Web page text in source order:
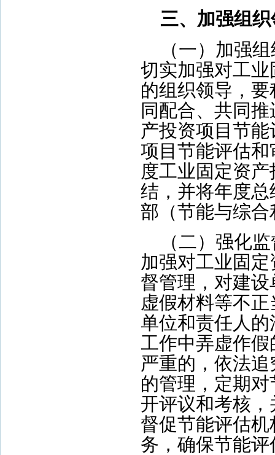
三、加强组
（一）加强
切实加强对工
的组织领导，
同配合、共同
产投资项目节
项目节能评估
度工业固定资
结，并将年度
部（节能与综
（二）强化
加强对工业固
督管理，对建
虚假材料等不
单位和责任人
工作中弄虚作
严重的，依法
的管理，定期
开评议和考核
督促节能评估
务，确保节能